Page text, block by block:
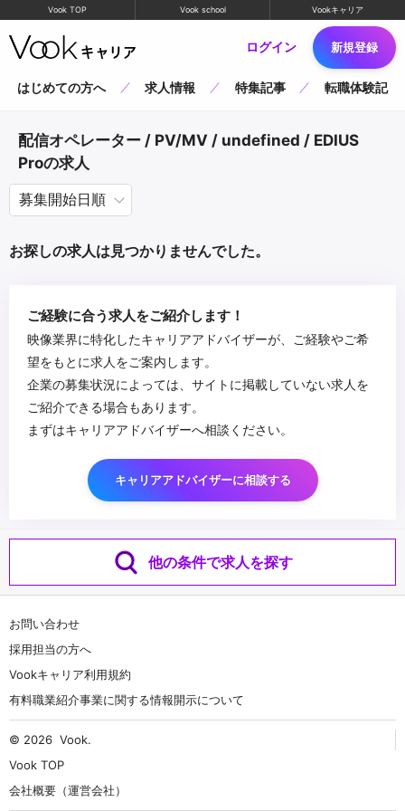
Vook TOP Vook school Vookキャリア
ログイン 新規登録
はじめての方へ 求人情報 特集記事 転職体験記
配信オペレーター / PV/MV / undefined / EDIUS
Proの求人
お探しの求人は見つかりませんでした。
ご経験に合う求人をご紹介します！
映像業界に特化したキャリアアドバイザーが、ご経験やご希
望をもとに求人をご案内します。
企業の募集状況によっては、サイトに掲載していない求人を
ご紹介できる場合もあります。
まずはキャリアアドバイザーへ相談ください。
キャリアアドバイザーに相談する
他の条件で求人を探す
お問い合わせ
採用担当の方へ
Vookキャリア利用規約
有料職業紹介事業に関する情報開示について
© 2026 Vook.
Vook TOP
会社概要（運営会社）